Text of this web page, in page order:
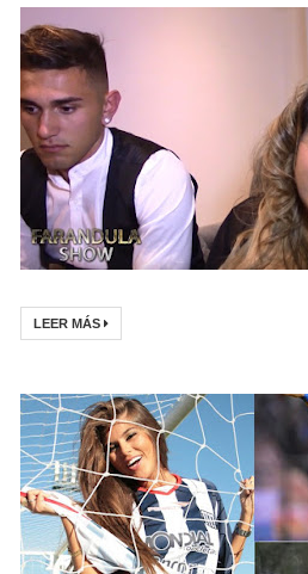
LEER MÁS